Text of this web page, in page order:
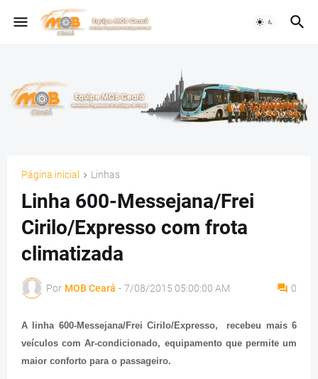
Página inicial Linhas
Linha 600-Messejana/Frei
Cirilo/Expresso com frota
climatizada
Por MOB Ceará - 7/08/2015 05:00:00 AM 0
A linha 600-Messejana/Frei Cirilo/Expresso, recebeu mais 6
veículos com Ar-condicionado, equipamento que permite um
maior conforto para o passageiro.